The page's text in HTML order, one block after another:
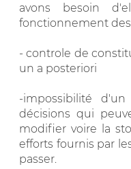
avons besoin
fonctionnement
- controle de
un a posteriori
-impossibilité
décisions qui
modifier voire la
efforts fournis par
passer.